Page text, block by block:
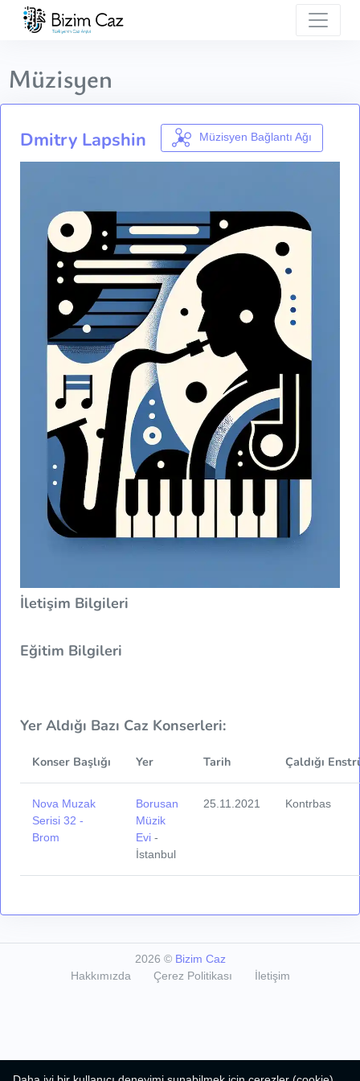
Müzisyen
Dmitry Lapshin Müzisyen Bağlantı Ağı
İletişim Bilgileri
Eğitim Bilgileri
Yer Aldığı Bazı Caz Konserleri:
Konser Başlığı Yer Tarih Çaldığı
Nova Muzak
Serisi 32 -
Brom
Borusan
Müzik
Evi -
İstanbul
25.11.2021 Kontrbas
2026 © Bizim Caz
Hakkımızda
Çerez Politikası İletişim